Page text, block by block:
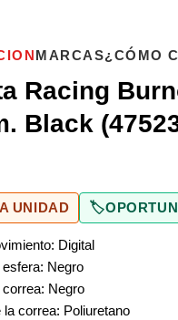
MARCAS¿CÓMO
Racing
Black
UNIDAD 🏷️
Digital
Negro
Negro
la correa: Poliuretano